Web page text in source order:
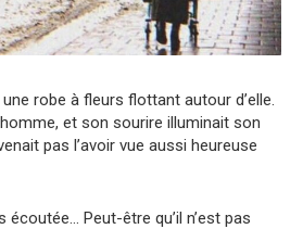
robe à fleurs flottant autour d’elle.
et son sourire illuminait son
pas l’avoir vue aussi heureuse
écoutée… Peut-être qu’il n’est pas